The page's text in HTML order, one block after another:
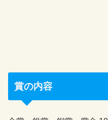
賞の内容